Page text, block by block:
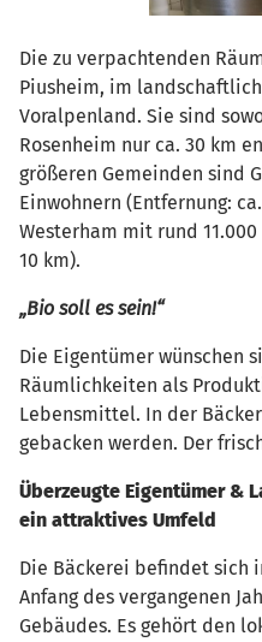
Die zu verpachtenden
Piusheim, im
Voralpenland. Sie sind
Rosenheim nur ca. 30 km
größeren Gemeinden sind
Einwohnern (Entfernung:
Westerham mit rund
10 km).
„Bio soll es sein!“
Die Eigentümer wünschen
Räumlichkeiten als
Lebensmittel. In der
gebacken werden. Der
Überzeugte Eigentümer &
ein attraktives Umfeld
Die Bäckerei befindet sich
Anfang des vergangenen
Gebäudes. Es gehört den